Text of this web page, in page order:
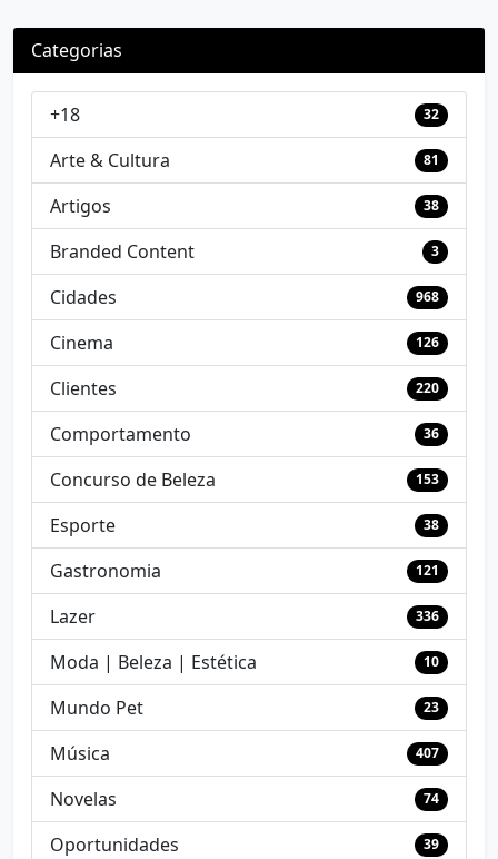
Categorias
+18 32
Arte & Cultura 81
Artigos 38
Branded Content 3
Cidades 968
Cinema 126
Clientes 220
Comportamento 36
Concurso de Beleza 153
Esporte 38
Gastronomia 121
Lazer 336
Moda | Beleza | Estética 10
Mundo Pet 23
Música 407
Novelas 74
Oportunidades 39